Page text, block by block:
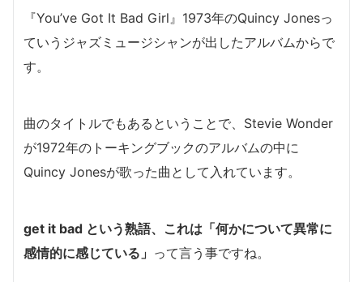
『You’ve Got It Bad Girl』1973年のQuincy Jonesっ
ていうジャズミュージシャンが出したアルバムからで
す。
曲のタイトルでもあるということで、Stevie Wonder
が1972年のトーキングブックのアルバムの中に
Quincy Jonesが歌った曲として入れています。
get it bad という熟語、これは「何かについて異常に
感情的に感じている」 って言う事ですね。